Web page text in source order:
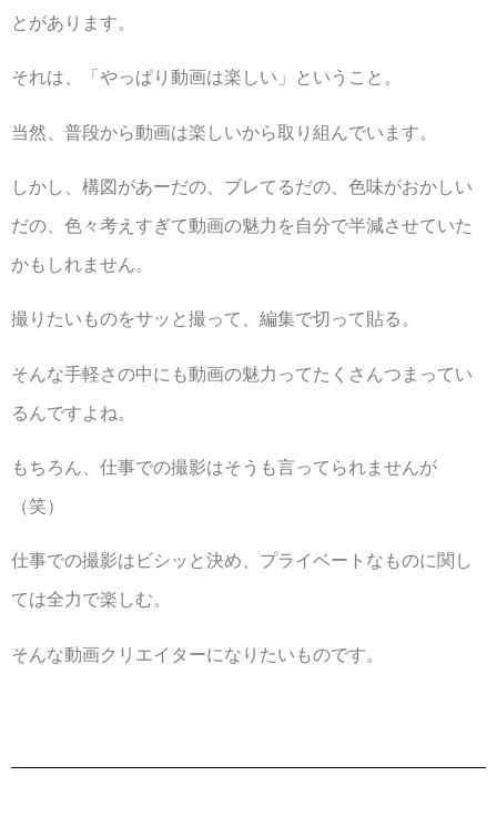
とがあります。
それは、「やっぱり動画は楽しい」ということ。
当然、普段から動画は楽しいから取り組んでいます。
しかし、構図があーだの、ブレてるだの、色味がおかしい
だの、色々考えすぎて動画の魅力を自分で半減させていた
かもしれません。
撮りたいものをサッと撮って、編集で切って貼る。
そんな手軽さの中にも動画の魅力ってたくさんつまってい
るんですよね。
もちろん、仕事での撮影はそうも言ってられませんが
（笑）
仕事での撮影はビシッと決め、プライベートなものに関し
ては全力で楽しむ。
そんな動画クリエイターになりたいものです。